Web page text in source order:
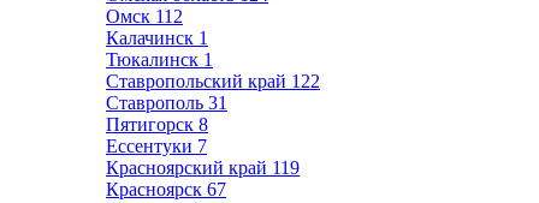
Омск 112
Калачинск 1
Тюкалинск 1
Ставропольский край 122
Ставрополь 31
Пятигорск 8
Ессентуки 7
Красноярский край 119
Красноярск 67